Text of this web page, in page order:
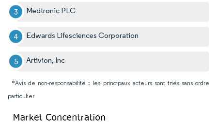
Medtronic PLC
Edwards Lifesciences Corporation
Artivion, Inc
*Avis de non-responsabilité : les principaux acteurs sont triés sans ordre
particulier